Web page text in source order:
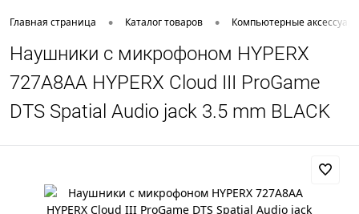
Главная страница • Каталог товаров • Компьютерные
Наушники с микрофоном HYPERX
727A8AA HYPERX Cloud III ProGame
DTS Spatial Audio jack 3.5 mm BLACK